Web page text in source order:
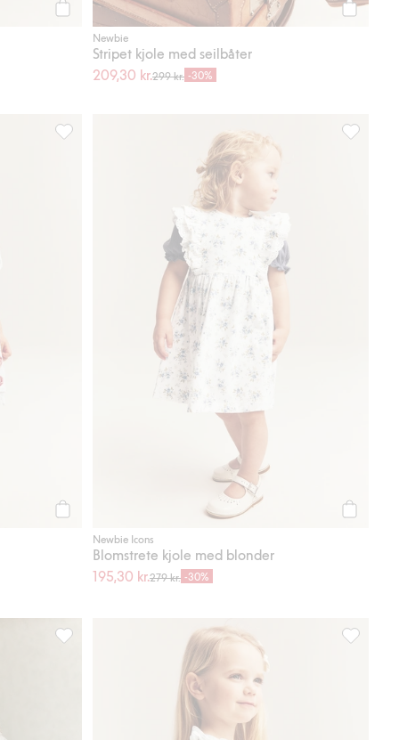
Legg til
Newbie
Stripet kjole med seilbåter
209,30 kr.299 kr. -30%
Vevd blomstret kjole, Legg til i favoriter
Newbie Icons
Blomstrete kjole med blonder
195,30 kr.279 kr. -30%
Blomstrete meshkjole, Legg til i favoriter